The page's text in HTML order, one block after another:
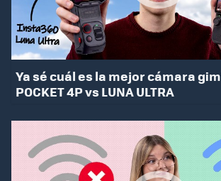
Ya sé cuál es la mejor cámara
POCKET 4P vs LUNA ULTRA